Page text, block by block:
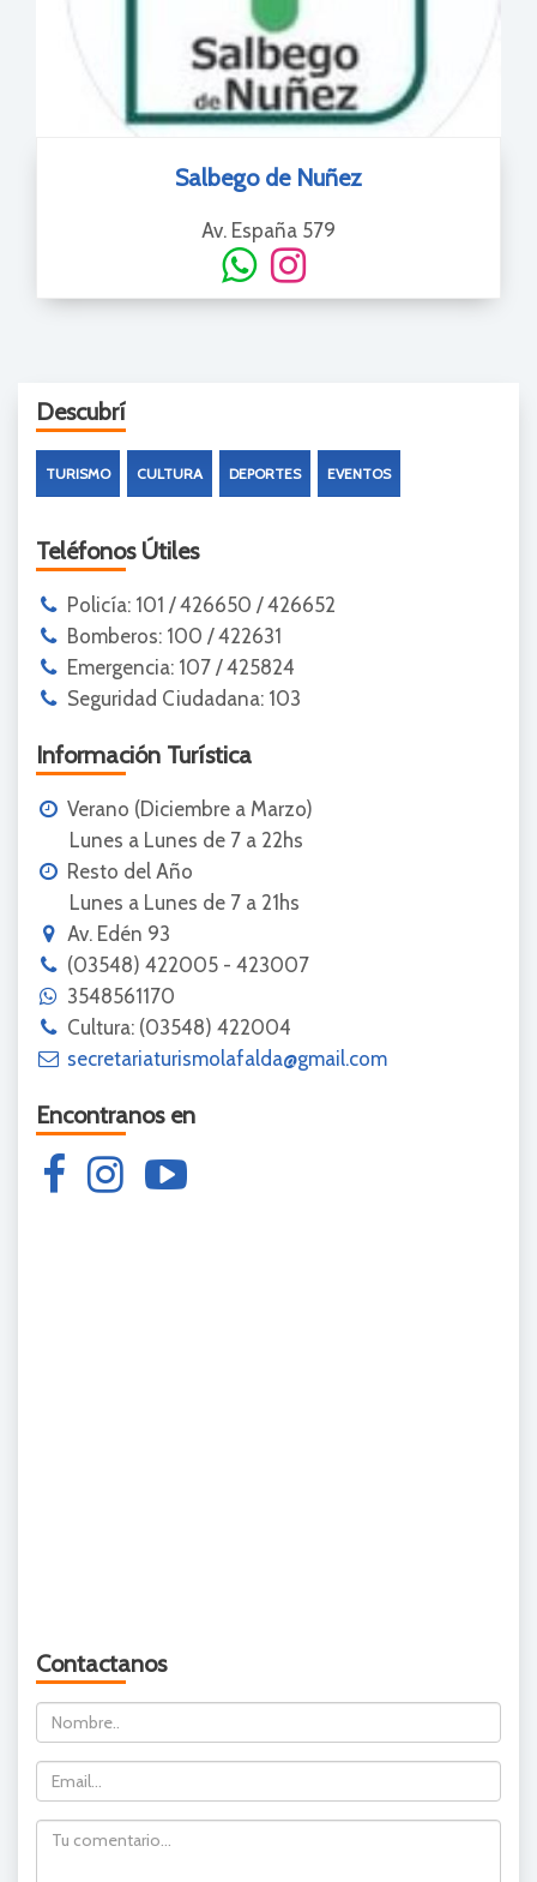
Salbego de Nuñez
Av. España 579
Descubrí
TURISMO CULTURA DEPORTES EVENTOS
Teléfonos Útiles
Policía: 101 / 426650 / 426652
Bomberos: 100 / 422631
Emergencia: 107 / 425824
Seguridad Ciudadana: 103
Información Turística
Verano (Diciembre a Marzo)
Lunes a Lunes de 7 a 22hs
Resto del Año
Lunes a Lunes de 7 a 21hs
Av. Edén 93
(03548) 422005 - 423007
3548561170
Cultura: (03548) 422004
secretariaturismolafalda@gmail.com
Encontranos en
Contactanos
Nombre
Email
Comentario